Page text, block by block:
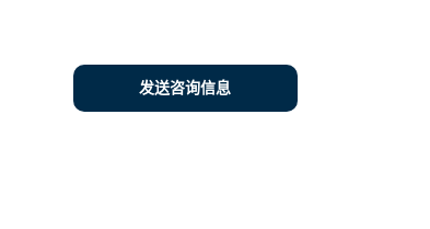
发送咨询信息